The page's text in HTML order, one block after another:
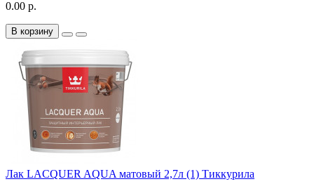
0.00 р.
В корзину
Лак LACQUER AQUA матовый 2,7л (1) Тиккурила